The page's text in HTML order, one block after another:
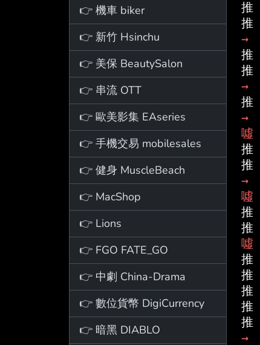
👉 機車 biker
👉 新竹 Hsinchu
👉 美保 BeautySalon
👉 串流 OTT
👉 歐美影集 EAseries
👉 手機交易 mobilesales
👉 健身 MuscleBeach
👉 MacShop
👉 Lions
👉 FGO FATE_GO
👉 中劇 China-Drama
👉 數位貨幣 DigiCurrency
👉 暗黑 DIABLO
推
推
→
推
推
→
推
→
噓
推
推
→
噓
推
推
噓
推
推
推
推
推
→